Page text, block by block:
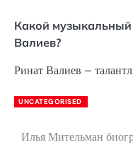
Какой музыкальный
Валиев?
Ринат Валиев –
UNCATEGORISED
Навигация
Илья Мительман